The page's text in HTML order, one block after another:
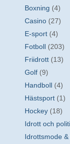
Boxning (4)
Casino (27)
E-sport (4)
Fotboll (203)
Friidrott (13)
Golf (9)
Handboll (4)
Hästsport (1)
Hockey (18)
Idrott och
Idrottsmode